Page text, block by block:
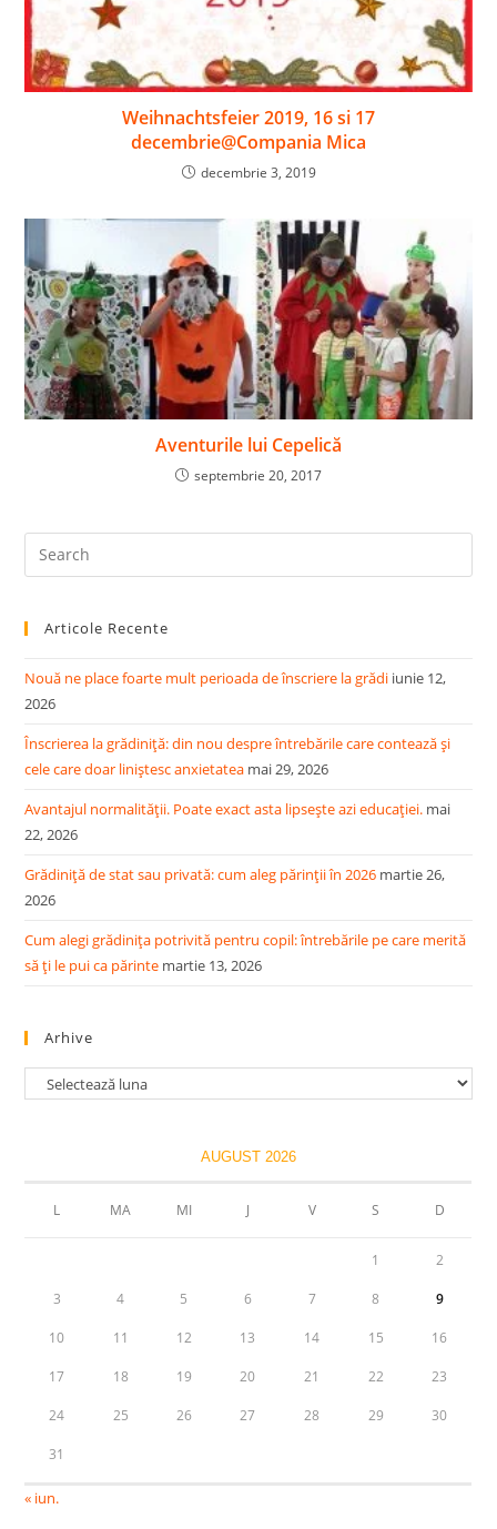
Weihnachtsfeier 2019, 16 si 17
decembrie@Compania Mica
decembrie 3, 2019
Aventurile lui Cepelică
septembrie 20, 2017
Articole Recente
Nouă ne place foarte mult perioada de înscriere la grădi iunie 12,
2026
Înscrierea la grădiniță: din nou despre întrebările care contează și
cele care doar liniștesc anxietatea mai 29, 2026
Avantajul normalității. Poate exact asta lipsește azi educației. mai
22, 2026
Grădiniță de stat sau privată: cum aleg părinții în 2026 martie 26,
2026
Cum alegi grădinița potrivită pentru copil: întrebările pe care merită
să ți le pui ca părinte martie 13, 2026
Arhive
Arhive
AUGUST 2026
L MA MI J V S D
1 2
3 4 5 6 7 8 9
10 11 12 13 14 15 16
17 18 19 20 21 22 23
24 25 26 27 28 29 30
31
« iun.